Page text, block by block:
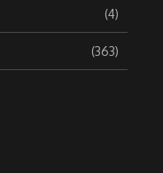
(4)
(363)